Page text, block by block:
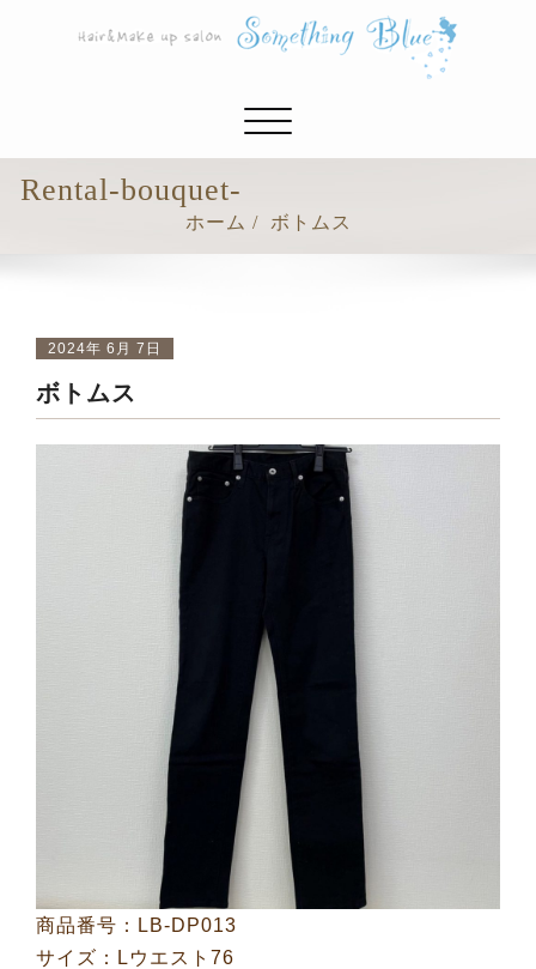
ナ
シ
ョ
Rental-bouquet-
ホーム ボトムス
2024年 6月 7日
ボトムス
商品番号：LB-DP013
サイズ：Lウエスト76